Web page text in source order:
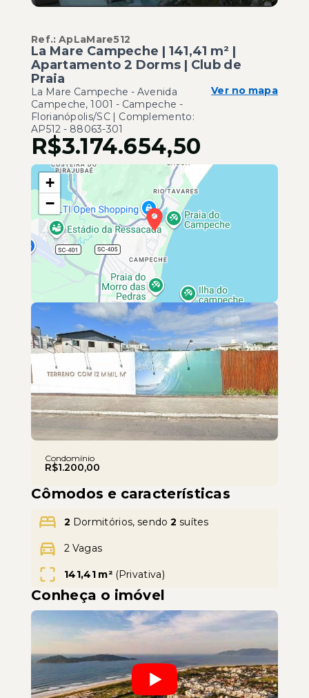
Ref.:ApLaMare512
La Mare Campeche | 141,41 m² |
Apartamento 2 Dorms | Club de
Praia
La Mare Campeche - Avenida
Campeche, 1001 - Campeche -
Florianópolis/SC | Complemento:
AP512 - 88063-301
Ver no mapa
R$3.174.654,50
+
−
Leaflet
Condomínio
R$1.200,00
Cômodos e características
2 Dormitórios, sendo2 suítes
2 Vagas
141,41 m² (Privativa)
Conheça o imóvel